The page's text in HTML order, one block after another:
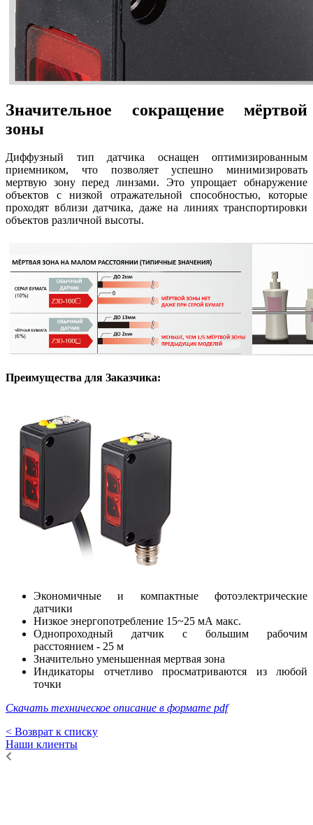
Значительное сокращение мёртвой
зоны
Диффузный тип датчика оснащен оптимизированным
приемником, что позволяет успешно минимизировать
мертвую зону перед линзами. Это упрощает обнаружение
объектов с низкой отражательной способностью, которые
проходят вблизи датчика, даже на линиях транспортировки
объектов различной высоты.
Преимущества для Заказчика:
Экономичные и компактные фотоэлектрические
датчики
Низкое энергопотребление 15~25 мА макс.
Однопроходный датчик с большим рабочим
расстоянием - 25 м
Значительно уменьшенная мертвая зона
Индикаторы отчетливо просматриваются из любой
точки
Скачать техническое описание в формате pdf
< Возврат к списку
Наши клиенты